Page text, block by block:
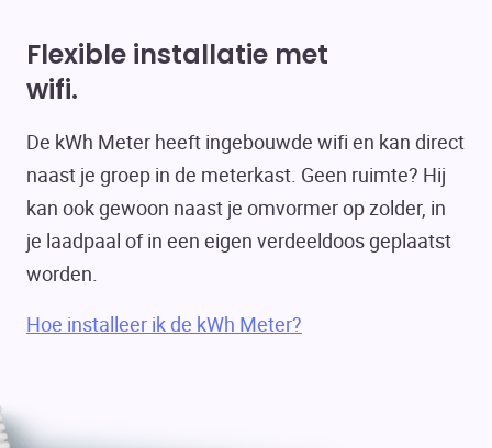
Flexible installatie met
wifi
De kWh Meter heeft ingebouwde wifi en kan direct
naast je groep in de meterkast. Geen ruimte? Hij
kan ook gewoon naast je omvormer op zolder, in
je laadpaal of in een eigen verdeeldoos geplaatst
worden.
Hoe installeer ik de kWh Meter?